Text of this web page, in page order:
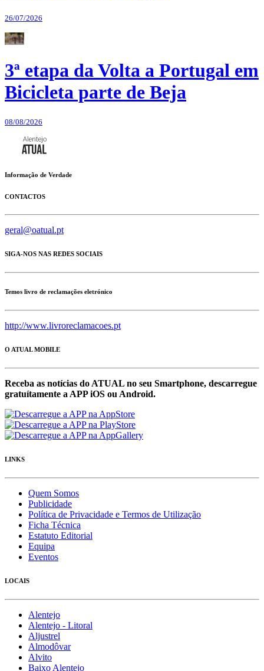
26/07/2026
3ª etapa da Volta a Portugal em
Bicicleta parte de Beja
08/08/2026
Informação de Verdade
CONTACTOS
geral@oatual.pt
SIGA-NOS NAS REDES SOCIAIS
Temos livro de reclamações eletrónico
http://www.livroreclamacoes.pt
O ATUAL MOBILE
Receba as notícias do ATUAL no seu Smartphone, descarregue
gratuítamente a APP iOS ou Android.
LINKS
Quem Somos
Publicidade
Política de Privacidade e Termos de Utilização
Ficha Técnica
Estatuto Editorial
Equipa
Eventos
LOCAIS
Alentejo
Alentejo - Litoral
Aljustrel
Almodôvar
Alvito
Baixo Alentejo